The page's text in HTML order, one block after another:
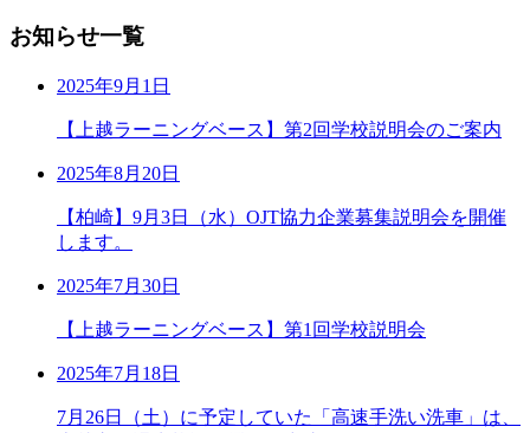
お知らせ一覧
2025年9月1日
【上越ラーニングベース】第2回学校説明会のご案内
2025年8月20日
【柏崎】9月3日（水）OJT協力企業募集説明会を開催
します。
2025年7月30日
【上越ラーニングベース】第1回学校説明会
2025年7月18日
7月26日（土）に予定していた「高速手洗い洗車」は、